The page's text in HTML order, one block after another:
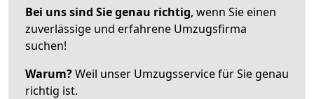
Bei uns sind Sie genau richtig, wenn Sie einen
zuverlässige und erfahrene Umzugsfirma
suchen!
Warum?Weil unser Umzugsservice für Sie genau
richtig ist.